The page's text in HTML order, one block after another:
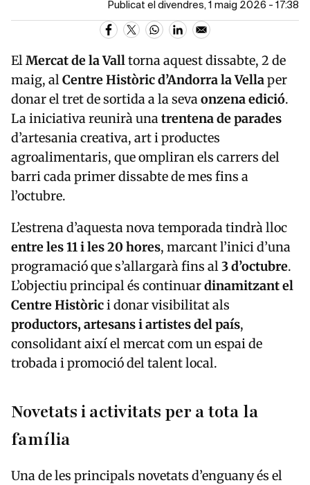
Publicat el divendres, 1 maig 2026 - 17:38
ElMercat de la Valltorna aquest dissabte, 2 de
maig, alCentre Històric d’Andorra la Vellaper
donar el tret de sortida a la sevaonzena edició.
La iniciativa reunirà unatrentena de parades
d’artesania creativa, art i productes
agroalimentaris, que ompliran els carrers del
barri cada primer dissabte de mes fins a
l’octubre.
L’estrena d’aquesta nova temporada tindrà lloc
entre les 11 i les 20 hores, marcant l’inici d’una
programació que s’allargarà fins al3 d’octubre.
L’objectiu principal és continuardinamitzant el
Centre Històrici donar visibilitat als
productors, artesans i artistes del país,
consolidant així el mercat com un espai de
trobada i promoció del talent local.
Novetats i activitats per a tota la
família
Una de les principals novetats d’enguany és el